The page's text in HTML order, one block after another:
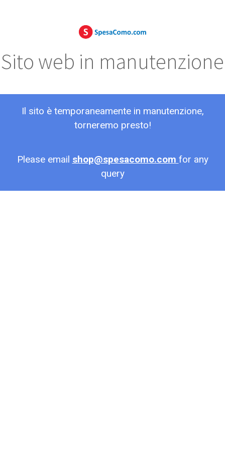
Sito web in manutenzione
Il sito è temporaneamente in manutenzione,
torneremo presto!
Please email shop@spesacomo.com for any
query